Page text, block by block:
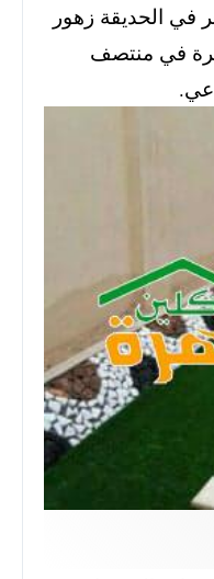
في الحديقة زهور
في منتصف